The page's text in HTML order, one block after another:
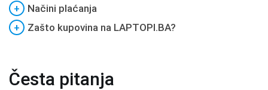
+
Načini plaćanja
+
Zašto kupovina na LAPTOPI.BA?
Česta pitanja